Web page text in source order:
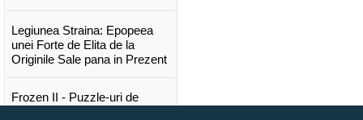
Legiunea Straina: Epopeea
unei Forte de Elita de la
Originile Sale pana in Prezent
Frozen II - Puzzle-uri de